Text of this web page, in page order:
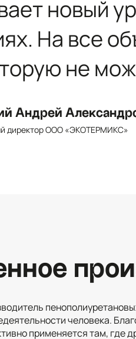
новый
На все
не
Андрей
директор ООО «ЭКОТЕРМИКС»
человека.
применяется там, где